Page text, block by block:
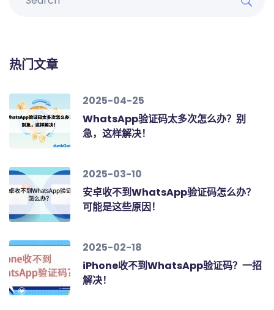
热门文章
2025-04-25
WhatsApp验证码太多次怎么办？别
急，这样解决！
2025-03-10
安卓收不到WhatsApp验证码怎么办？
可能是这些原因！
2025-02-18
iPhone收不到WhatsApp验证码？一招
解决！